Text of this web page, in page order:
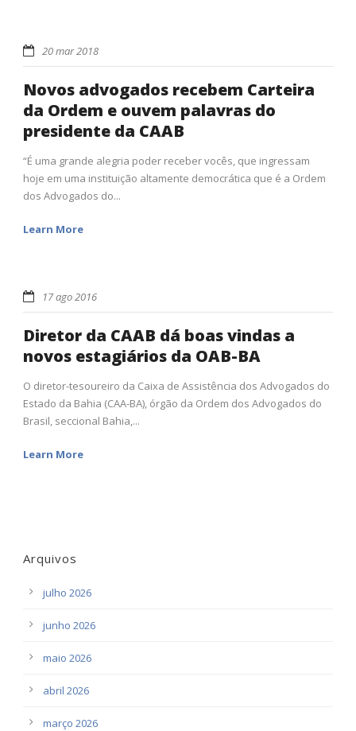
20 mar 2018
Novos advogados recebem Carteira
da Ordem e ouvem palavras do
presidente da CAAB
“É uma grande alegria poder receber vocês, que ingressam
hoje em uma instituição altamente democrática que é a Ordem
dos Advogados do...
Learn More
17 ago 2016
Diretor da CAAB dá boas vindas a
novos estagiários da OAB-BA
O diretor-tesoureiro da Caixa de Assistência dos Advogados do
Estado da Bahia (CAA-BA), órgão da Ordem dos Advogados do
Brasil, seccional Bahia,...
Learn More
Arquivos
julho 2026
junho 2026
maio 2026
abril 2026
março 2026